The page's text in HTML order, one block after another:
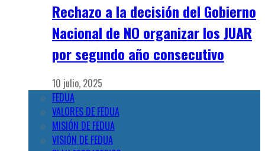
Rechazo a la decisión del Gobierno
Nacional de NO organizar los JUAR
por segundo año consecutivo
10 julio, 2025
FEDUA
VALORES DE FEDUA
MISIÓN DE FEDUA
VISIÓN DE FEDUA